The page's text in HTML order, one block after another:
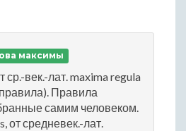
максимы
ср.-век.-лат. maxima regula
Правила
самим человеком.
от средневек.-лат.